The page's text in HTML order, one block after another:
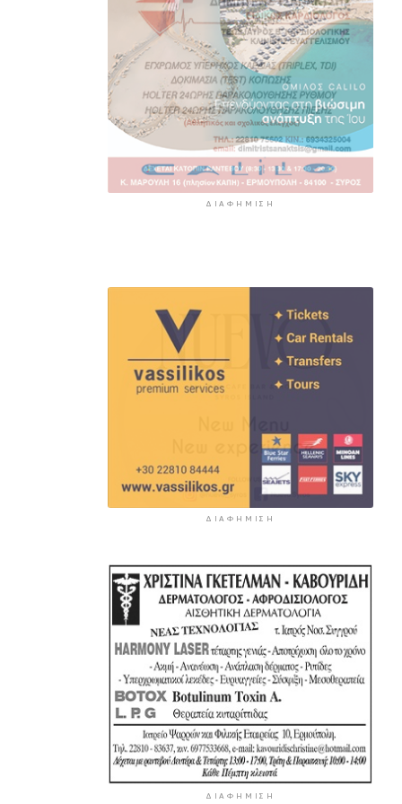
5 ώρες 24 λεπτά πρίν
ΔΙΑΦΉΜΙΣΗ
ΔΙΑΦΉΜΙΣΗ
ΔΙΑΦΉΜΙΣΗ